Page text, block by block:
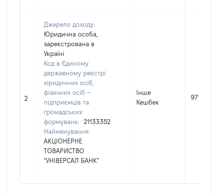
2
Джерело доходу:
Юридична особа,
зареєстрована в
Україні
Код в Єдиному
державному реєстрі
юридичних осіб,
фізичних осіб –
підприємців та
громадських
формувань:
21133352
Найменування:
АКЦІОНЕРНЕ
ТОВАРИСТВО
"УНІВЕРСАЛ БАНК"
Інше
Кешбек
971